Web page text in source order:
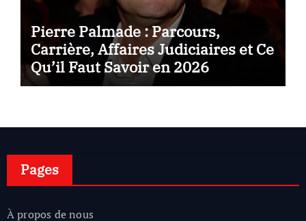
Pierre Palmade : Parcours,
Carrière, Affaires Judiciaires et Ce
Qu’il Faut Savoir en 2026
Pages
À propos de nous